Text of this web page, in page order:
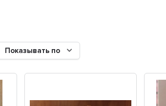
Показывать по